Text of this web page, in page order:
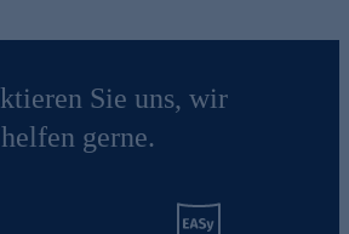
Sie uns, wir
helfen gerne.